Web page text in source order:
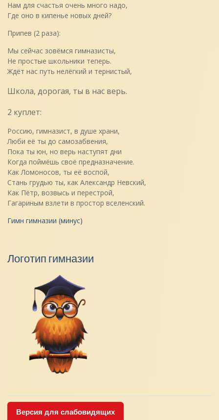
Нам для счастья очень много надо,
Где оно в кипенье новых дней?
Припев (2 раза):
Мы сейчас зовёмся гимназисты,
Не простые школьники теперь.
Ждёт нас путь нелёгкий и тернистый,
Школа, дорогая, ты в нас верь.
2 куплет:
Россию, гимназист, в душе храни,
Люби её ты до самозабвения,
Пока ты юн, но верь наступят дни
Когда поймёшь своё предназначение.
Как Ломоносов, ты её воспой,
Стань грудью ты, как Александр Невский,
Как Пётр, возвысь и перестрой,
Гагариным взлети в простор вселенский.
Гимн гимназии (минус)
Логотип гимназии
Версия для слабовидящих